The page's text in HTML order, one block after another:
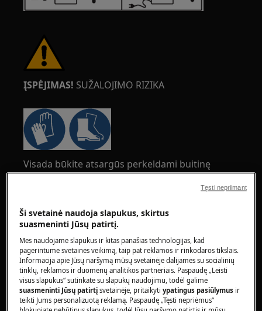
ĮSPĖJIMAS! SUŽALOJIMO RIZIKA
Visada būkite atsargūs perkeldami buitinę
techniką. Sunkios buitinės technikos atveju
saugiausia, kad ją perkeltų du asmenys. Visada
batus. Dėvėkite apsaugines pirštines visada, kad
apsisaugotumėte nuo įpjovimų nuo aštrių
kraštų.
Ši svetainė naudoja slapukus, skirtus
suasmeninti Jūsų patirtį.
Mes naudojame slapukus ir kitas panašias technologijas, kad
pagerintume svetainės veikimą, taip pat reklamos ir rinkodaros tikslais.
Informacija apie Jūsų naršymą mūsų svetainėje dalijamės su socialinių
tinklų, reklamos ir duomenų analitikos partneriais. Paspaudę „Leisti
visus slapukus“ sutinkate su slapukų naudojimu, todėl galime
suasmeninti Jūsų patirtįsvetainėje, pritaikytiypatingus pasiūlymus ir
teikti Jums personalizuotą reklamą. Paspaudę „Tęsti nepriėmus“
Tęsti nepriimant